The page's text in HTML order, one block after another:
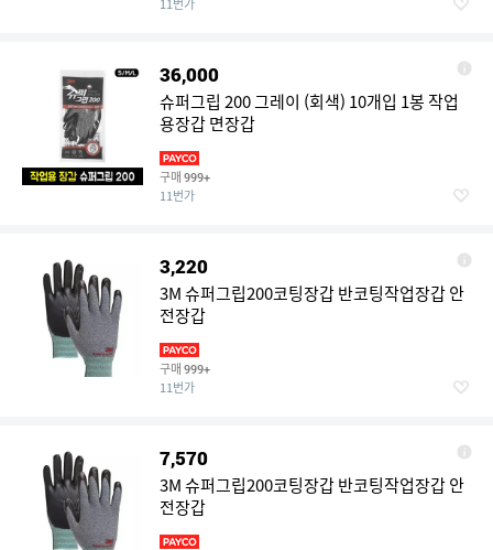
11번가
36,000
슈퍼그립 200 그레이 (회색) 10개입 1봉 작업
용장갑 면장갑
구매 999+
11번가
3,220
3M 슈퍼그립200코팅장갑 반코팅작업장갑 안
전장갑
구매 999+
11번가
7,570
3M 슈퍼그립200코팅장갑 반코팅작업장갑 안
전장갑